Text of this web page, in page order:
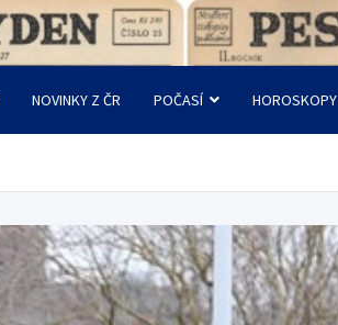
NOVINKY Z ČR POČASÍ HOROSKOPY